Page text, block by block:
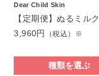
Dear Child Skin
【定期便】ぬるミルク
3,960円
（税込）※
種類を選ぶ